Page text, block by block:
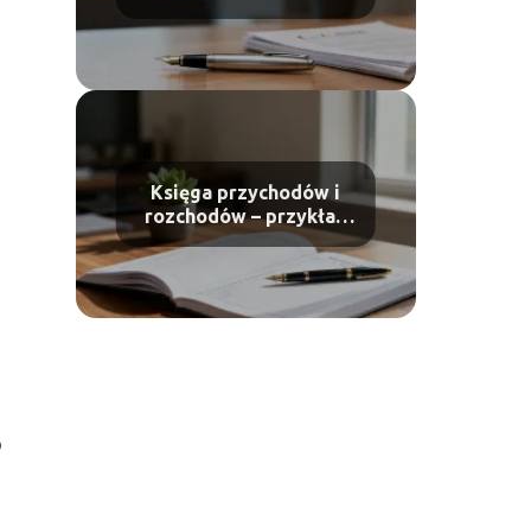
Księga przychodów i
rozchodów – przykład
uzupełniania krok po